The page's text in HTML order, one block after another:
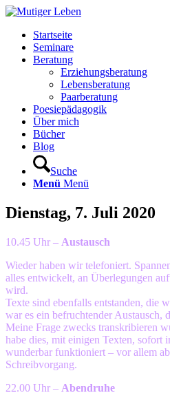
Startseite
Seminare
Beratung
Erziehungsberatung
Lebensberatung
Paarberatung
Poesiepädagogik
Über mich
Bücher
Blog
Suche
Menü Menü
Dienstag, 7. Juli 2020
10.45 Uhr – Austausch
Wieder haben wir telefoniert.
alles entwickelt, an Überlegungen
wird.
Texte sind ebenfalls entstanden, die
war es ein befruchtender Austausch,
Meine Frage zwecks transkribieren
habe dies, mit einigen Texten, sofort
wunderbar funktioniert – vor allem
Schreibvorgang.
22.00 Uhr – Abendruhe